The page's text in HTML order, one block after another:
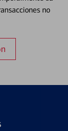
no